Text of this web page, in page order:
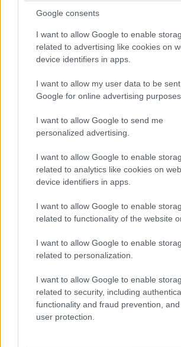
Google consents
I want to allow Google to enable
related to advertising like cookies on
device identifiers in apps.
I want to allow my user data to be
Google for online advertising purposes.
I want to allow Google to send me
personalized advertising.
I want to allow Google to enable
related to analytics like cookies on
device identifiers in apps.
I want to allow Google to enable
related to functionality of the website
I want to allow Google to enable
related to personalization.
I want to allow Google to enable
related to security, including
functionality and fraud prevention,
user protection.
LIFESTYLE08·08·2026 19:12
Εριέττα Κούρκουλου – Τα 33α
φιλιά με τον Βύρωνα
ευτυχίας δεδομένη»